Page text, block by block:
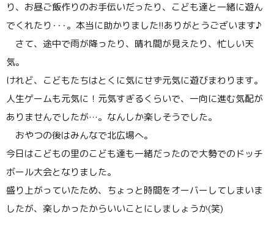
り、お昼ご飯作りのお手伝いだったり、こども達と一緒に遊ん
でくれたり･･･。本当に助かりました!!ありがとうございます♪
さて、途中で雨が降ったり、晴れ間が見えたり、忙しい天
気。
けれど、こどもたちはとくに気にせず元気に遊びまわります。
人生ゲームも元気に！元気すぎるくらいで、一向に進む気配が
ありませんでしたが…。なんしか楽しそうでした。
おやつの後はみんなで北広場へ。
今日はこどもの里のこども達も一緒だったので大勢でのドッチ
ボール大会となりました。
盛り上がっていたため、ちょっと時間をオーバーしてしまいま
したが、楽しかったからいいことにしましょうか(笑)